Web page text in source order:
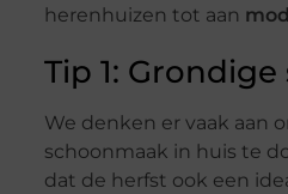
herenhuizen tot aan
Tip 1:
We denken er vaak aan
schoonmaak in huis te
dat de herfst ook een